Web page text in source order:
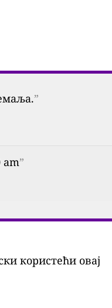
”
am”
користећи овај